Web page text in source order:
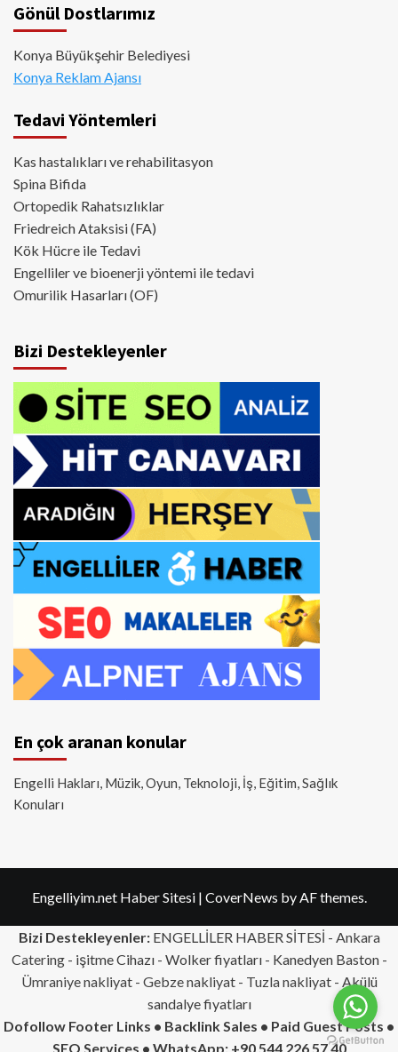
Gönül Dostlarımız
Konya Büyükşehir Belediyesi
Konya Reklam Ajansı
Tedavi Yöntemleri
Kas hastalıkları ve rehabilitasyon
Spina Bifida
Ortopedik Rahatsızlıklar
Friedreich Ataksisi (FA)
Kök Hücre ile Tedavi
Engelliler ve bioenerji yöntemi ile tedavi
Omurilik Hasarları (OF)
Bizi Destekleyenler
En çok aranan konular
Engelli Hakları, Müzik, Oyun, Teknoloji, İş, Eğitim, Sağlık
Konuları
Engelliyim.net Haber Sitesi | CoverNews by AF themes.
Bizi Destekleyenler:ENGELLİLER HABER SİTESİ - Ankara
Catering- işitme Cihazı - Wolker fiyatları - Kanedyen Baston -
Ümraniye nakliyat- Gebze nakliyat- Tuzla nakliyat- Akülü
sandalye fiyatları
Dofollow Footer Links • Backlink Sales • Paid Guest Posts •
SEO Services • WhatsApp: +90 544 226 57 40